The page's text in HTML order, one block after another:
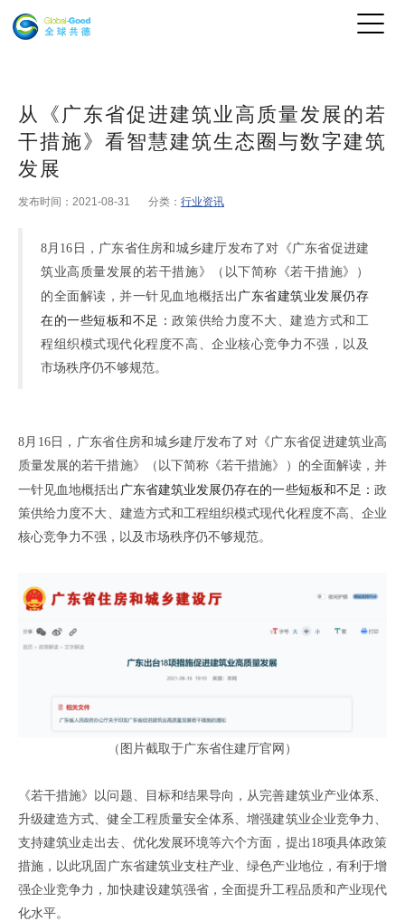
从《广东省促进建筑业高质量发展的若
干措施》看智慧建筑生态圈与数字建筑
发展
发布时间：2021-08-31 分类： 行业资讯
8月16 日，广东省住房和城乡建厅发布了对《广东省促进建
筑业高质量发展的若干措施》（以下简称《若干措施》）
的全面解读，并一针见血地概括出 广东省建筑业发展仍存
在的一些短板和不足 ：政策供给力度不大 、建造方式和工
程组织模式现代化程度不高 、企业核心竞争力不强 ，以及
市场秩序仍不够规范。
8月16日，广东省住房和城乡建厅发布了对《广东省促进建筑业高
质量发展的若干措施》（以下简称《若干措施》）的全面解读，并
一针见血地概括出 广东省建筑业发展仍存在的一些短板和不足 ：政
策供给力度不大 、 建造方式和工程组织模式现代化程度不高、 企业
核心竞争力不强 ，以及市场秩序仍不够规范。
（图片截取于广东省住建厅官网）
《若干措施》以问题、目标和结果导向，从完善建筑业产业体系、
升级建造方式、健全工程质量安全体系、增强建筑业企业竞争力、
支持建筑业走出去、优化发展环境等六个方面，提出 18项具体政策
措施， 以此巩固 广东省建筑业支柱产业、绿色产业地位， 有利于增
强企业竞争力，加快建设建筑强省，全面提升工程品质和产业现代
化水平。